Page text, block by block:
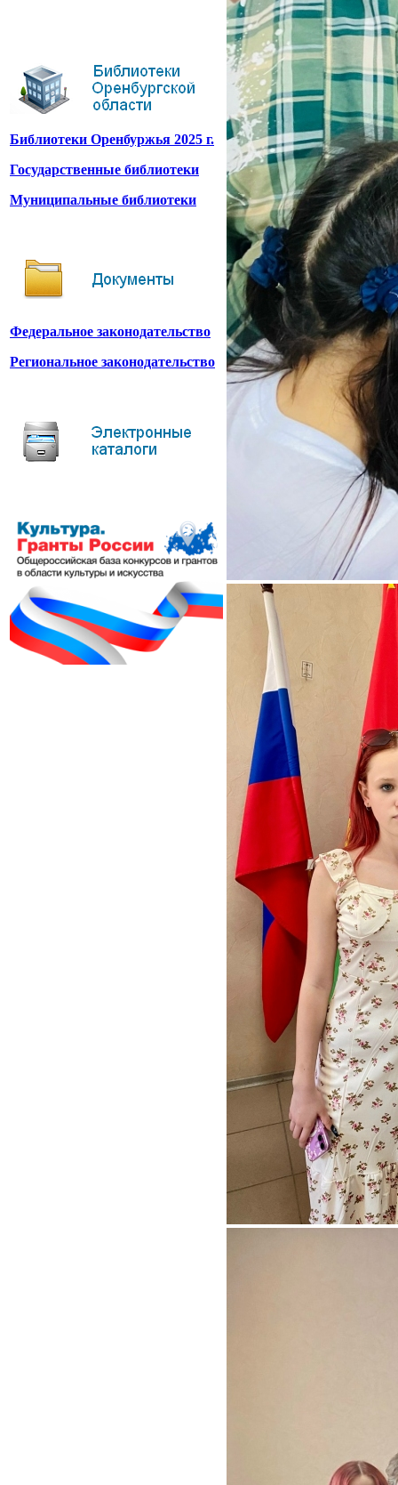
Библиотеки Оренбуржья 2025 г.
Государственные библиотеки
Муниципальные библиотеки
Федеральное законодательство
Региональное законодательство